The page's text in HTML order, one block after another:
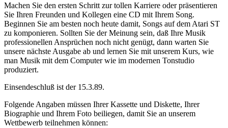
Machen Sie den ersten Schritt zur tollen Karriere oder präsentieren
Sie Ihren Freunden und Kollegen eine CD mit Ihrem Song.
Beginnen Sie am besten noch heute damit, Songs auf dem Atari ST
zu komponieren. Sollten Sie der Meinung sein, daß Ihre Musik
professionellen Ansprüchen noch nicht genügt, dann warten Sie
unsere nächste Ausgabe ab und lernen Sie mit unserem Kurs, wie
man Musik mit dem Computer wie im modernen Tonstudio
produziert.
Einsendeschluß ist der 15.3.89.
Folgende Angaben müssen Ihrer Kassette und Diskette, Ihrer
Biographie und Ihrem Foto beiliegen, damit Sie an unserem
Wettbewerb teilnehmen können: